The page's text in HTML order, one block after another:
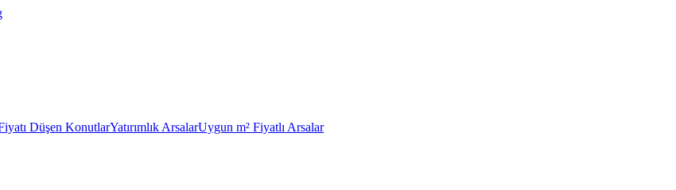
Düşen KonutlarYatırımlık ArsalarUygun m² Fiyatlı Arsalar